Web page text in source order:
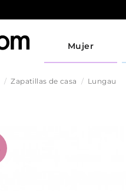
Mujer
Zapatillas de casa Lungau